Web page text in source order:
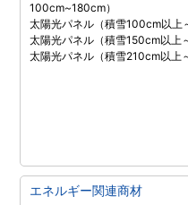
100cm~180cm）
太陽光パネル（積雪100cm以上
太陽光パネル（積雪150cm以上
太陽光パネル（積雪210cm以上
エネルギー関連商材